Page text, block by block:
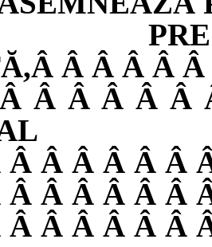
Â Â Â Â Â
Â Â Â Â
Â Â Â Â Â Â
Â Â Â Â Â Â
Â Â Â Â Â Â